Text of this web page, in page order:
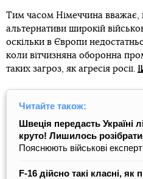
Тим часом Німеччина вважає,
альтернативи широкій
оскільки в Європи
коли вітчизняна оборонна
таких загроз, як агресія росії.
Читайте також:
Швеція передасть Україні
круто! Лишилось
Пояснюють військові
F-16 дійсно такі класні,